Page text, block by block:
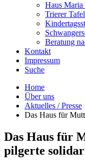
Haus Maria
Trierer Tafel
Beratung
Kontakt
Impressum
Suche
Home
Über uns
Aktuelles / Presse
Das Haus für
Das Haus für
pilgerte